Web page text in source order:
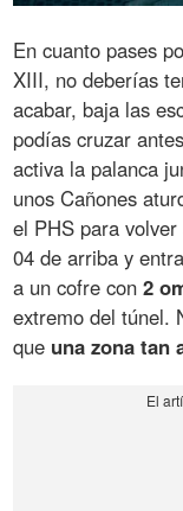
En cuanto pases
XIII, no deberías
acabar, baja las
podías cruzar
activa la palanca
unos Cañones
el PHS para
04 de arriba y
a un cofre con2
extremo del túnel.
que una zona tan